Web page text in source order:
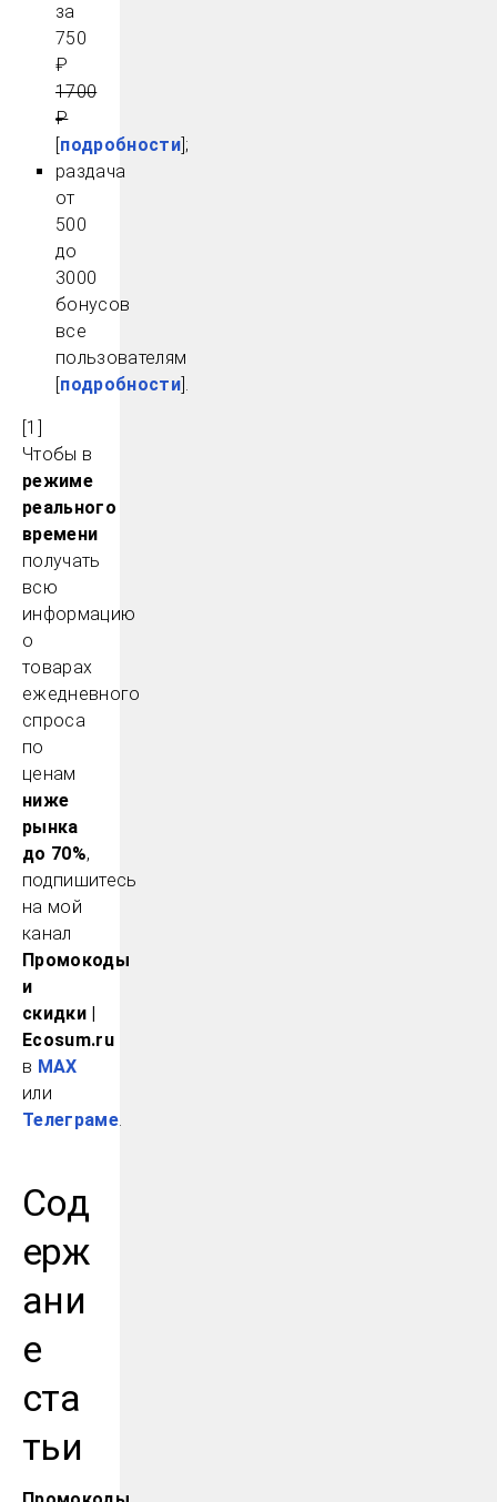
за
750
₽
1700
₽
[подробности];
раздача
от
500
до
3000
бонусов
все
пользователям
[подробности].
[1]
Чтобы в
режиме
реального
времени
получать
всю
информацию
о
товарах
ежедневного
спроса
по
ценам
ниже
рынка
до 70%,
подпишитесь
на мой
канал
Промокоды
и
скидки |
Ecosum.ru
в MAX
или
Телеграме.
Сод
ерж
ани
е
ста
тьи